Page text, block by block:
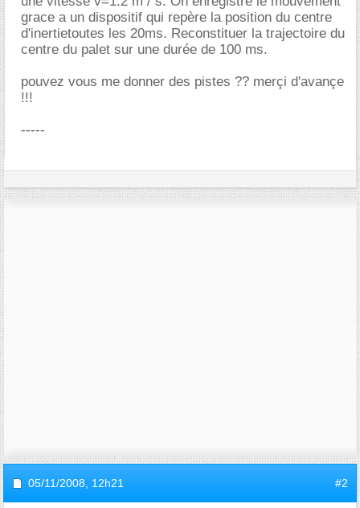
grace a un dispositif qui repère la position du centre
d'inertietoutes les 20ms. Reconstituer la trajectoire du
centre du palet sur une durée de 100 ms.
pouvez vous me donner des pistes ?? merçi d'avançe
!!!
-----
05/11/2008, 12h21 #2